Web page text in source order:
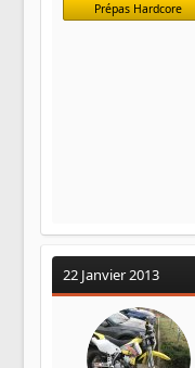
Prépas Hardcore
22 Janvier 2013